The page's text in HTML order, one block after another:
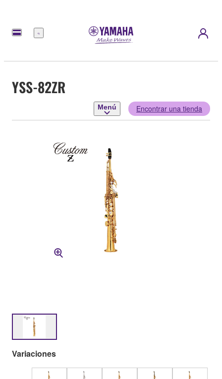
Menú
YSS-82ZR
Menú Encontrar una tienda
Variaciones